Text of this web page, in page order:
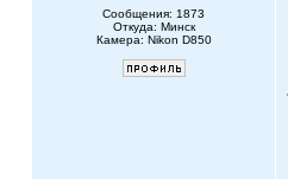
Сообщения: 1873
Откуда: Минск
Камера: Nikon D850